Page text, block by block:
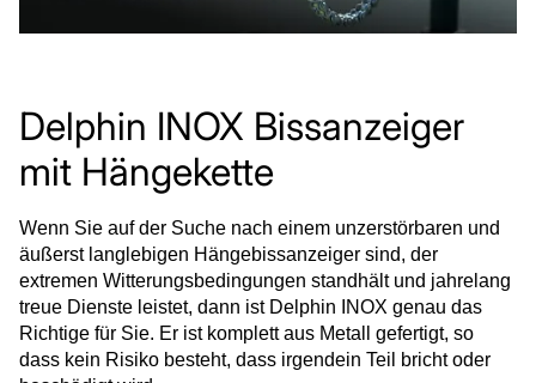
Delphin INOX Bissanzeiger
mit Hängekette
Wenn Sie auf der Suche nach einem unzerstörbaren und
äußerst langlebigen Hängebissanzeiger sind, der
extremen Witterungsbedingungen standhält und jahrelang
treue Dienste leistet, dann ist Delphin INOX genau das
Richtige für Sie. Er ist komplett aus Metall gefertigt, so
dass kein Risiko besteht, dass irgendein Teil bricht oder